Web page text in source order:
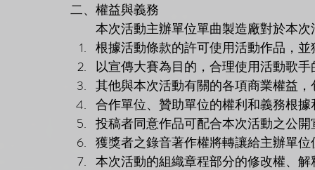
二、權益與義務
本次活動主辦單位單曲製造廠對於
根據活動條款的許可使用活動作品，
以宣傳大賽為目的，合理使用活動歌
其他與本次活動有關的各項商業權益
合作單位、贊助單位的權利和義務根
投稿者同意作品可配合本次活動之公
獲獎者之錄音著作權將轉讓給主辦單位
本次活動的組織章程部分的修改權、